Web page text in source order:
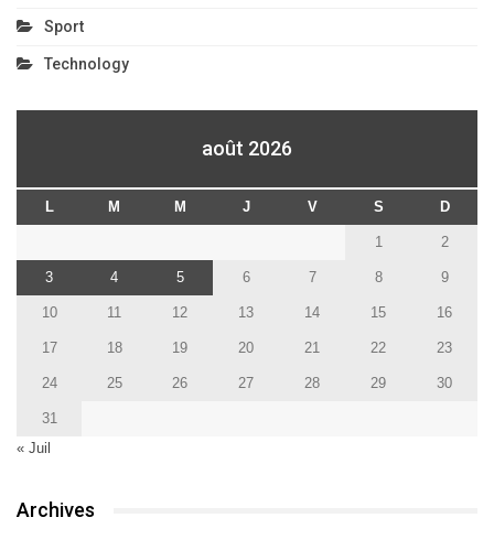
Sport
Technology
août 2026
L M M J V S D
1 2
3 4 5 6 7 8 9
10 11 12 13 14 15 16
17 18 19 20 21 22 23
24 25 26 27 28 29 30
31
« Juil
Archives